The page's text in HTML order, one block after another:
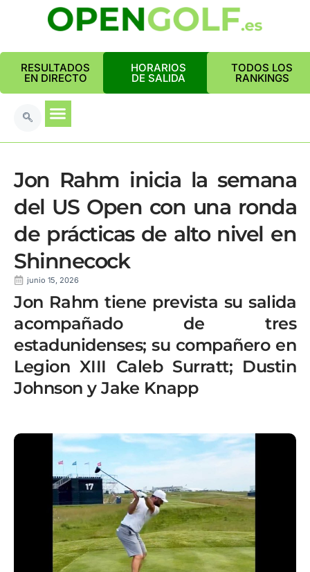
RESULTADOS
EN DIRECTO
HORARIOS
DE SALIDA
TODOS LOS
RANKINGS
Jon Rahm inicia la semana
del US Open con una ronda
de prácticas de alto nivel en
Shinnecock
junio 15, 2026
Jon Rahm tiene prevista su salida
acompañado de tres
estadunidenses; su compañero en
Legion XIII Caleb Surratt; Dustin
Johnson y Jake Knapp